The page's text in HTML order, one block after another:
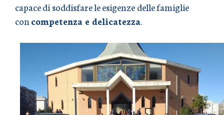
capace di soddisfare le esigenze delle famiglie
con competenza e delicatezza.